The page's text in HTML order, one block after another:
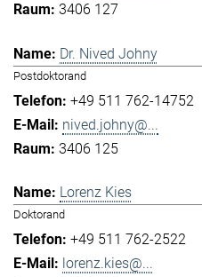
3406 127
Dr. Nived Johny
Postdoktorand
+49 511 762-14752
nived.johny@...
3406 125
Lorenz Kies
Doktorand
+49 511 762-2522
lorenz.kies@...